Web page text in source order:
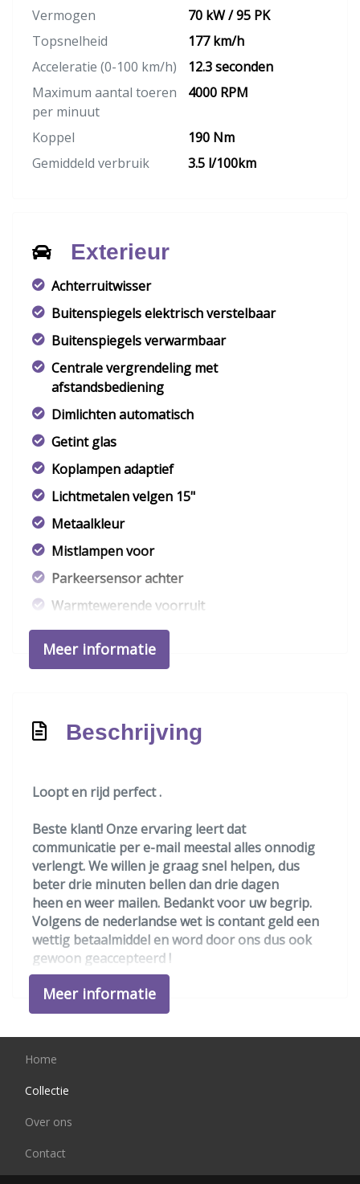
Vermogen
70 kW / 95 PK
Topsnelheid
177 km/h
Acceleratie (0-100 km/h)
12.3 seconden
Maximum aantal toeren
per minuut
4000 RPM
Koppel
190 Nm
Gemiddeld verbruik
3.5 l/100km
Exterieur
Achterruitwisser
Buitenspiegels elektrisch verstelbaar
Buitenspiegels verwarmbaar
Centrale vergrendeling met
afstandsbediening
Dimlichten automatisch
Getint glas
Koplampen adaptief
Lichtmetalen velgen 15"
Metaalkleur
Mistlampen voor
Parkeersensor achter
Warmtewerende voorruit
Interieur
Bestuurdersstoel in hoogte verstelbaar
Electronic climate control
Stuur leder
Stuur verstelbaar
Stuurbekrachtiging
Voorstoelen verwarmd
Overige
Anti blokkeer systeem
Bestuurdersairbag
Hoofd airbag(s) voor
Passagiersairbag
Zij airbag(s) voor
Meer informatie
Beschrijving
Loopt en rijd perfect .
Beste klant! Onze ervaring leert dat
communicatie per e-mail meestal alles onnodig
verlengt. We willen je graag snel helpen, dus
beter drie minuten bellen dan drie dagen
heen en weer mailen. Bedankt voor uw begrip.
Volgens de nederlandse wet is contant geld een
wettig betaalmiddel en word door ons dus ook
gewoon geaccepteerd !
We hebben ons uiterste best gedaan om alle
informatie in deze advertentie correct weer te
advertentie. Vertrouw niet alleen op deze
informatie maar controleert u altijd zelf de zaken
zouden kunnen beïnvloeden. Neem contact op
Meer informatie
Home
Collectie
Over ons
Contact